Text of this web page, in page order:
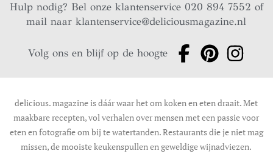
Hulp nodig? Bel onze klantenservice 020 894 7552 of
mail naarklantenservice@deliciousmagazine.nl
Volg ons en blijf op de hoogte
delicious. magazine is dáár waar het om koken en eten draait. Met
maakbare recepten, vol verhalen over mensen met een passie voor
eten en fotografie om bij te watertanden. Restaurants die je niet mag
missen, de mooiste keukenspullen en geweldige wijnadviezen.